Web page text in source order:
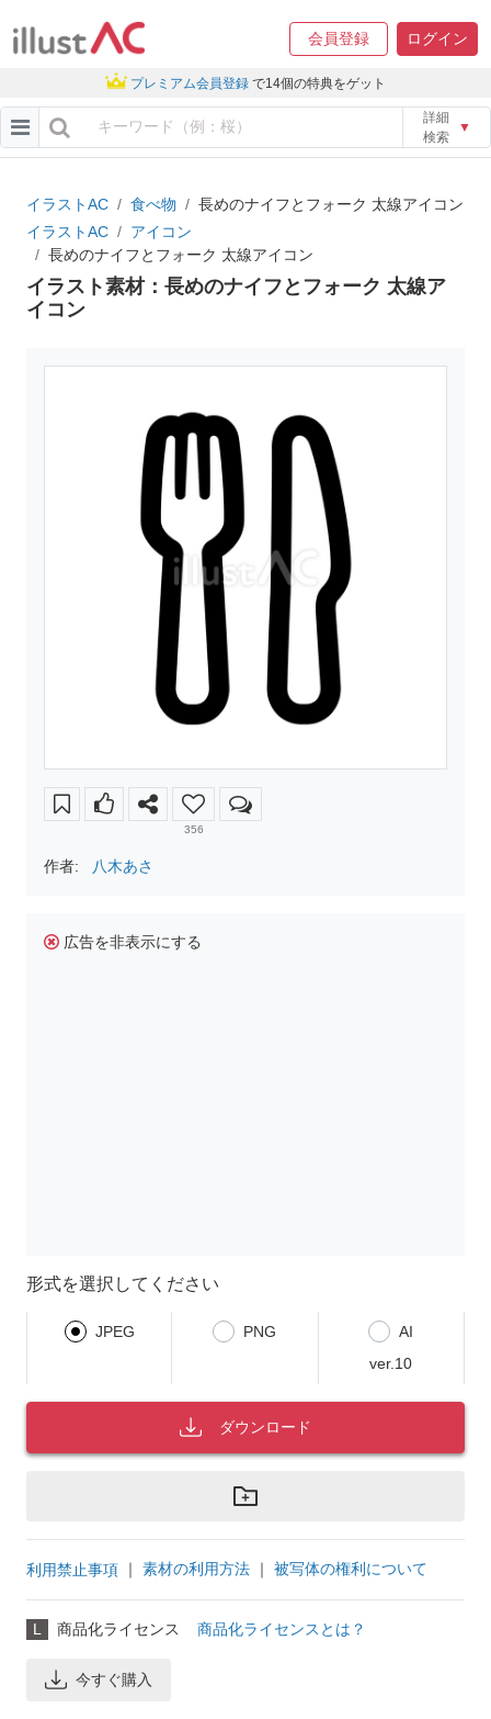
会員登録 ログイン
プレミアム会員登録 で14個の特典をゲット
詳細
検索
▼
イラストAC 食べ物
長めのナイフとフォーク 太線アイコン
イラストAC
アイコン
長めのナイフとフォーク 太線アイコン
イラスト素材：長めのナイフとフォーク 太線ア
イコン
356
作者: 八木あさ
広告を非表示にする
形式を選択してください
JPEG PNG
AI
ver.10
ダウンロード
利用禁止事項 ｜ 素材の利用方法 ｜ 被写体の権利について
L 商品化ライセンス 商品化ライセンスとは？
今すぐ購入